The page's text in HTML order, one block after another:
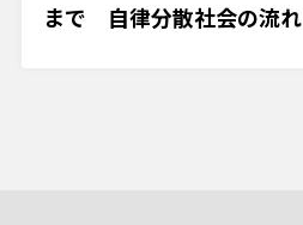
まで 自律分散社会の流れ